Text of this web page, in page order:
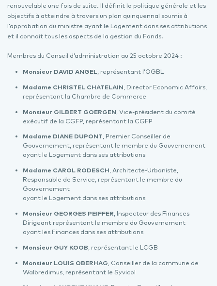
renouvelable une fois de suite. Il définit la politique générale et les
objectifs à atteindre à travers un plan quinquennal soumis à
l’approbation du ministre ayant le Logement dans ses attributions
et il connait tous les aspects de la gestion du Fonds.
Membres du Conseil d’administration au 25 octobre 2024 :
Monsieur DAVID ANGEL , représentant l’OGBL
Madame CHRISTEL CHATELAIN , Director Economic Affairs,
représentant la Chambre de Commerce
Monsieur GILBERT GOERGEN , Vice-président du comité
exécutif de la CGFP, représentant la CGFP
Madame DIANE DUPONT, Premier Conseiller de
Gouvernement, représentant le membre du Gouvernement
ayant le Logement dans ses attributions
Madame CAROL RODESCH, Architecte-Urbaniste,
Responsable de Service, représentant le membre du
Gouvernement
ayant le Logement dans ses attributions
Monsieur GEORGES PEIFFER , Inspecteur des Finances
Dirigeant représentant le membre du Gouvernement
ayant les Finances dans ses attributions
Monsieur GUY KOOB , représentant le LCGB
Monsieur LOUIS OBERHAG , Conseiller de la commune de
Walbredimus, représentant le Syvicol